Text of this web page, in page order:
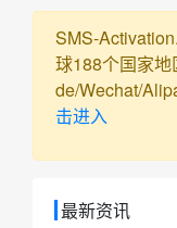
SMS-
球188个国家
de/Wechat/
击进入
最新资讯